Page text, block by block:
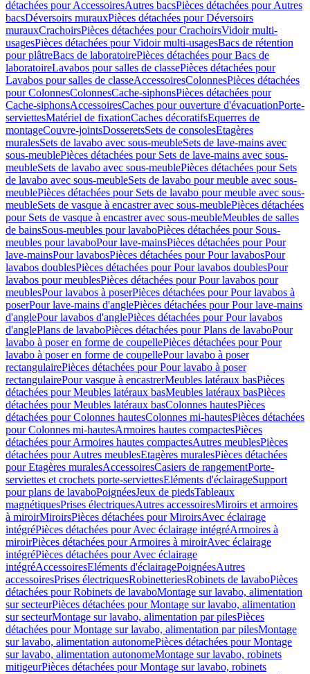
détachées pour AccessoiresAutres bacsPièces détachées pour Autres
bacsDéversoirs murauxPièces détachées pour Déversoirs
murauxCrachoirsPièces détachées pour CrachoirsVidoir multi-
usagesPièces détachées pour Vidoir multi-usagesBacs de rétention
pour plâtreBacs de laboratoirePièces détachées pour Bacs de
laboratoireLavabos pour salles de classePièces détachées pour
Lavabos pour salles de classeAccessoiresColonnesPièces détachées
pour ColonnesColonnesCache-siphonsPièces détachées pour
Cache-siphonsAccessoiresCaches pour ouverture d'évacuationPorte-
serviettesMatériel de fixationCaches décoratifsEquerres de
montageCouvre-jointsDosseretsSets de consolesEtagères
muralesSets de lavabo avec sous-meubleSets de lave-mains avec
sous-meublePièces détachées pour Sets de lave-mains avec sous-
meubleSets de lavabo avec sous-meublePièces détachées pour Sets
de lavabo avec sous-meubleSets de lavabo pour meuble avec sous-
meublePièces détachées pour Sets de lavabo pour meuble avec sous-
meubleSets de vasque à encastrer avec sous-meublePièces détachées
pour Sets de vasque à encastrer avec sous-meubleMeubles de salles
de bainsSous-meubles pour lavaboPièces détachées pour Sous-
meubles pour lavaboPour lave-mainsPièces détachées pour Pour
lave-mainsPour lavabosPièces détachées pour Pour lavabosPour
lavabos doublesPièces détachées pour Pour lavabos doublesPour
lavabos pour meublesPièces détachées pour Pour lavabos pour
meublesPour lavabos à poserPièces détachées pour Pour lavabos à
poserPour lave-mains d'anglePièces détachées pour Pour lave-mains
d'anglePour lavabos d'anglePièces détachées pour Pour lavabos
d'anglePlans de lavaboPièces détachées pour Plans de lavaboPour
lavabo à poser en forme de coupellePièces détachées pour Pour
lavabo à poser en forme de coupellePour lavabo à poser
rectangulairePièces détachées pour Pour lavabo à poser
rectangulairePour vasque à encastrerMeubles latéraux basPièces
détachées pour Meubles latéraux basMeubles latéraux basPièces
détachées pour Meubles latéraux basColonnes hautesPièces
détachées pour Colonnes hautesColonnes mi-hautesPièces détachées
pour Colonnes mi-hautesArmoires hautes compactesPièces
détachées pour Armoires hautes compactesAutres meublesPièces
détachées pour Autres meublesEtagères muralesPièces détachées
pour Etagères muralesAccessoiresCasiers de rangementPorte-
serviettes et crochets porte-serviettesEléments d'éclairageSupport
pour plans de lavaboPoignéesJeux de piedsTableaux
magnétiquesPrises électriquesAutres accessoiresMiroirs et armoires
à miroirMiroirsPièces détachées pour MiroirsAvec éclairage
intégréPièces détachées pour Avec éclairage intégréArmoires à
miroirPièces détachées pour Armoires à miroirAvec éclairage
intégréPièces détachées pour Avec éclairage
intégréAccessoiresEléments d'éclairagePoignéesAutres
accessoiresPrises électriquesRobinetteriesRobinets de lavaboPièces
détachées pour Robinets de lavaboMontage sur lavabo, alimentation
sur secteurPièces détachées pour Montage sur lavabo, alimentation
sur secteurMontage sur lavabo, alimentation par pilesPièces
détachées pour Montage sur lavabo, alimentation par pilesMontage
sur lavabo, alimentation autonomePièces détachées pour Montage
sur lavabo, alimentation autonomeMontage sur lavabo, robinets
mitigeurPièces détachées pour Montage sur lavabo, robinets